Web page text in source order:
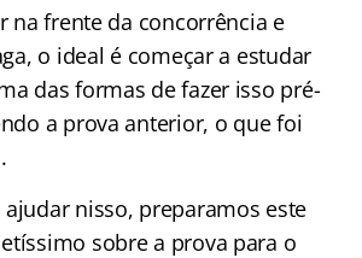
na frente da concorrência e
o ideal é começar a estudar
das formas de fazer isso pré-
a prova anterior, o que foi
nisso, preparamos este
sobre a prova para o